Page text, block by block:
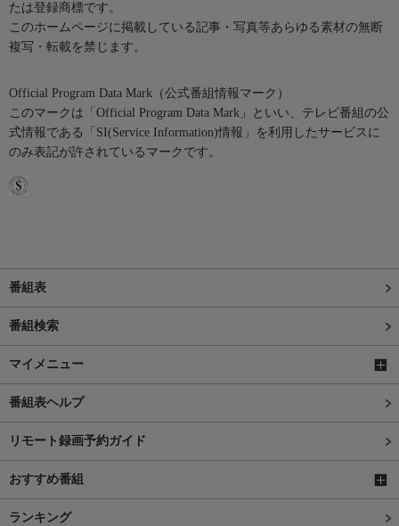
たは登録商標です。
このホームページに掲載している記事・写真等あらゆる素材の無断
複写・転載を禁じます。
Official Program Data Mark（公式番組情報マーク）
このマークは「Official Program Data Mark」といい、テレビ番組の公
式情報である「SI(Service Information)情報」を利用したサービスに
のみ表記が許されているマークです。
番組表
番組検索
マイメニュー
番組表ヘルプ
リモート録画予約ガイド
おすすめ番組
ランキング